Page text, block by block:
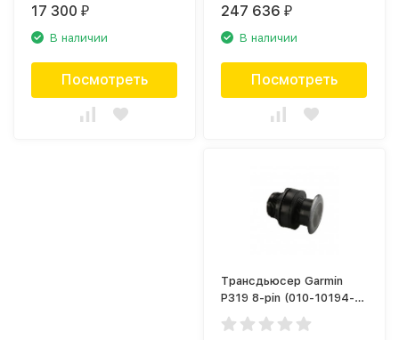
17 300₽
В наличии
Посмотреть
247 636₽
В наличии
Посмотреть
Трансдьюсер Garmin
P319 8-pin (010-10194-
21)